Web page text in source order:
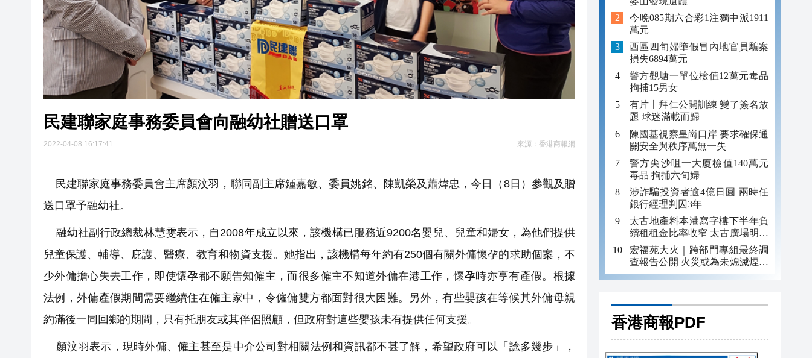
民建聯家庭事務委員會向融幼社贈送口罩
2022-04-08 16:17:41 來源： 香港商報網
民建聯家庭事務委員會主席顏汶羽，聯同副主席鍾嘉敏、委員姚銘、陳凱榮及蕭煒忠，今日（8日）參觀及贈
送口罩予融幼社。
融幼社副行政總裁林慧雯表示，自2008年成立以來，該機構已服務近9200名嬰兒、兒童和婦女，為他們提供
兒童保護、輔導、庇護、醫療、教育和物資支援。她指出，該機構每年約有250個有關外傭懷孕的求助個案，不
少外傭擔心失去工作，即使懷孕都不願告知僱主，而很多僱主不知道外傭在港工作，懷孕時亦享有產假。根據
法例，外傭產假期間需要繼續住在僱主家中，令僱傭雙方都面對很大困難。另外，有些嬰孩在等候其外傭母親
約滿後一同回鄉的期間，只有托朋友或其伴侶照顧，但政府對這些嬰孩未有提供任何支援。
顏汶羽表示，現時外傭、僱主甚至是中介公司對相關法例和資訊都不甚了解，希望政府可以「諗多幾步」，
今晚085期六合彩1注獨中派1911
萬元
西區四旬婦墮假冒內地官員騙案
損失6894萬元
警方觀塘一單位檢值12萬元毒品
拘捕15男女
有片〡拜仁公開訓練 變了簽名放
題 球迷滿載而歸
陳國基視察皇崗口岸 要求確保通
關安全與秩序萬無一失
警方尖沙咀一大廈檢值140萬元
毒品 拘捕六旬婦
涉詐騙投資者逾4億日圓 兩時任
銀行經理判囚3年
太古地產料本港寫字樓下半年負
續租租金比率收窄 太古廣場明年
轉正
宏福苑大火｜跨部門專組最終調
查報告公開 火災或為未熄滅煙頭
引發
香港商報PDF